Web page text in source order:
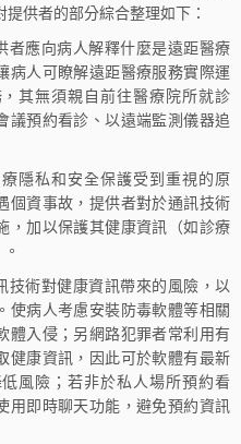
供者的部分綜合整理如下：
者應向病人解釋什麼是遠距醫療
病人可瞭解遠距醫療服務實際運
其無須親自前往醫療院所就診
議預約看診、以遠端監測儀器追
隱私和安全保護受到重視的原
個資事故，提供者對於通訊技術
，加以保護其健康資訊（如診療
技術對健康資訊帶來的風險，以
使病人考慮安裝防毒軟體等相關
體入侵；另網路犯罪者常利用有
健康資訊，因此可於軟體有最新
風險；若非於私人場所預約看
用即時聊天功能，避免預約資訊